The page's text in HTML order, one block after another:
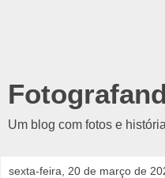
Um blog com fotos e
sexta-feira, 20 de março de